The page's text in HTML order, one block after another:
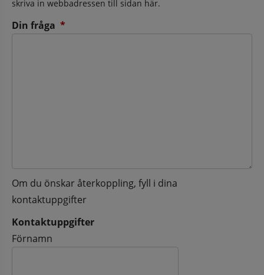
skriva in webbadressen till sidan här.
Din fråga *
Om du önskar återkoppling, fyll i dina
kontaktuppgifter
Kontaktuppgifter
Kontaktuppgifter
Förnamn